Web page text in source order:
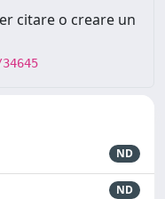
citare o creare un
ND
ND